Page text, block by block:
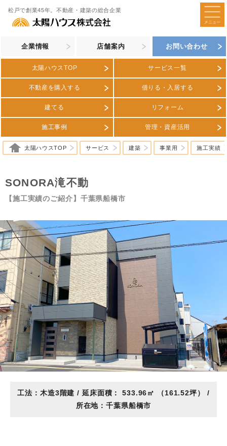
松戸で創業45年。不動産・建築の総合企業
企業情報 店舗案内 お問い合わせ
太陽ハウスTOP サービス一覧
不動産を購入する 借りる・入居する
建てる リフォーム
施工事例 管理・資産活用
太陽ハウスTOP サービス 建築 事業用 施工実績
SONORA滝不動
【施工実績のご紹介】千葉県船橋市
工法：木造3階建 / 延床面積： 533.96㎡ （161.52坪） /
所在地：千葉県船橋市